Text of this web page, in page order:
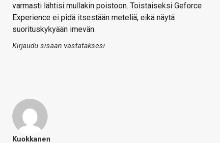
varmasti lähtisi mullakin poistoon. Toistaiseksi Geforce
Experience ei pidä itsestään meteliä, eikä näytä
suorituskykyään imevän.
Kirjaudu sisään vastataksesi
Kuokkanen